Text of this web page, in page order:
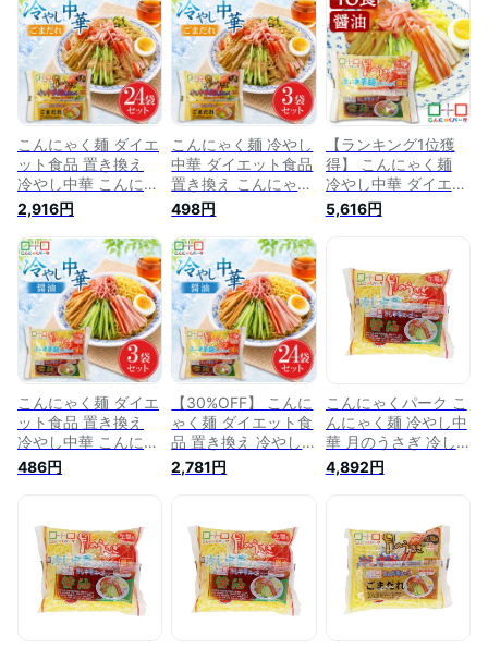
こんにゃく麺 ダイエ
ット食品 置き換え
冷やし中華 こんにゃ
くラーメン こんにゃ
くパーク 月のうさぎ
冷し中華こんにゃく
ごまだれ 低糖質 糖
質オフ 低カロリー
こんにゃく 蒟蒻 麺
群馬県産 ダイエット
(170g*24食入)
2,916円
こんにゃく麺 冷やし
中華 ダイエット食品
置き換え こんにゃく
ラーメン こんにゃく
パーク 月のうさぎ
冷し中華こんにゃく
ごまだれ 低糖質 糖
質オフ 低カロリー
こんにゃく 蒟蒻 麺
群馬県産 ダイエット
(170g*3食入)
498円
【ランキング1位獲
得】 こんにゃく麺
冷やし中華 ダイエッ
ト食品 置き換え こ
んにゃくラーメン こ
にゃく 醤油 低糖質
糖質オフ 低カロリー
こんにゃく 蒟蒻 麺
群馬県産 ダイエット
ヨコオデイリーフー
5,616円
こんにゃく麺 ダイエ
ット食品 置き換え
冷やし中華 こんにゃ
くラーメン こんにゃ
くパーク 月のうさぎ
フ 低カロリー こん
にゃく 蒟蒻 麺 群馬
県産 ダイエット
(170g*3食入)
486円
【30%OFF】 こんに
ゃく麺 ダイエット食
品 置き換え 冷やし
中華 こんにゃくラー
メン こんにゃくパー
低糖質 糖質オフ 低
カロリー こんにゃく
蒟蒻 麺 群馬県産 ダ
イエット (170g*24
食入)
2,781円
こんにゃくパーク こ
んにゃく麺 冷やし中
華 月のうさぎ 冷し
中華こんにゃく 醤油
こんにゃくラーメン
4,892円